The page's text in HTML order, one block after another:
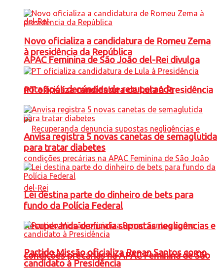
APAC Feminina de São João del-Rei divulga
nota após denúncias de recuperanda
Recuperanda denuncia supostas negligências e
condições precárias na APAC Feminina de São
Novo oficializa a candidatura de Romeu Zema
à presidência da República
PT oficializa candidatura de Lula à Presidência
Anvisa registra 5 novas canetas de semaglutida
para tratar diabetes
Lei destina parte do dinheiro de bets para
fundo da Polícia Federal
Partido Missão oficializa Renan Santos como
candidato à Presidência